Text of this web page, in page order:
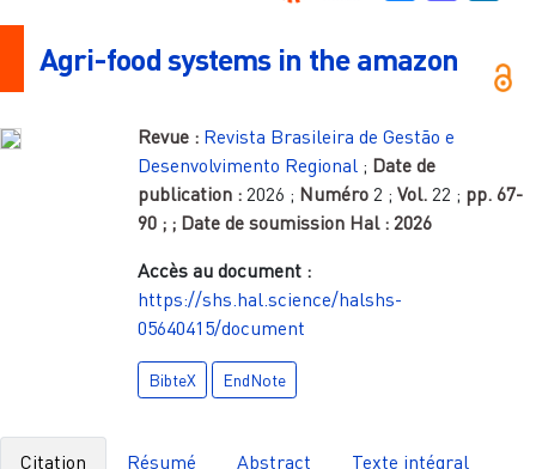
Agri-food systems in the amazon
Revue : Revista Brasileira de Gestão e
Desenvolvimento Regional ; Date de
publication : 2026 ; Numéro 2 ;Vol. 22 ; pp.67-
90 ; ; Date de soumission Hal : 2026
Accès au document :
https://shs.hal.science/halshs-
05640415/document
BibteX EndNote
Citation Résumé Abstract Texte intégral